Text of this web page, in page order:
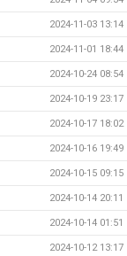
2024-11-03 13:14
2024-11-01 18:44
2024-10-24 08:54
2024-10-19 23:17
2024-10-17 18:02
2024-10-16 19:49
2024-10-15 09:15
2024-10-14 20:11
2024-10-14 01:51
2024-10-12 13:17